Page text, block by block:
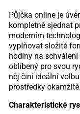
Půjčka online je
kompletně sjednat
moderním
vyplňovat složité
hodiny na
oblíbený pro svou
něj činí ideální
prostředky okamžitě.
Charakteristické